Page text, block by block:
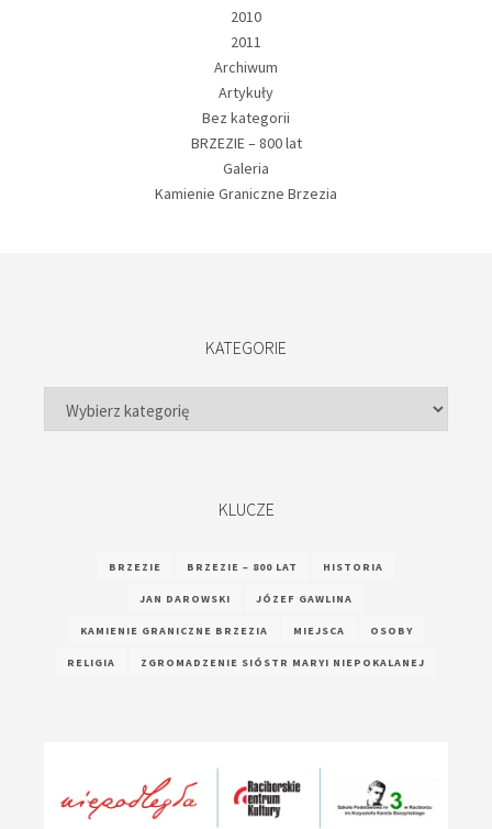
2010
2011
Archiwum
Artykuły
Bez kategorii
BRZEZIE – 800 lat
Galeria
Kamienie Graniczne Brzezia
KATEGORIE
Kategorie
KLUCZE
BRZEZIE BRZEZIE – 800 LAT HISTORIA
JAN DAROWSKI JÓZEF GAWLINA
KAMIENIE GRANICZNE BRZEZIA MIEJSCA OSOBY
RELIGIA ZGROMADZENIE SIÓSTR MARYI NIEPOKALANEJ